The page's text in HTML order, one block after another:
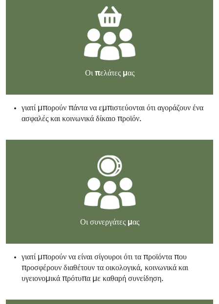
Οι πελάτες μας
γιατί μπορούν πάντα να εμπιστεύονται ότι αγοράζουν ένα
ασφαλές και κοινωνικά δίκαιο προϊόν.
Οι συνεργάτες μας
γιατί μπορούν να είναι σίγουροι ότι τα προϊόντα που
προσφέρουν διαθέτουν τα οικολογικά, κοινωνικά και
υγειονομικά πρότυπα με καθαρή συνείδηση.